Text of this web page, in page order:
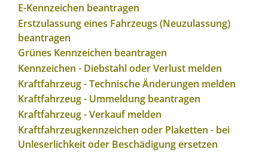
E-Kennzeichen beantragen
Erstzulassung eines Fahrzeugs (Neuzulassung)
beantragen
Grünes Kennzeichen beantragen
Kennzeichen - Diebstahl oder Verlust melden
Kraftfahrzeug - Technische Änderungen melden
Kraftfahrzeug - Ummeldung beantragen
Kraftfahrzeug - Verkauf melden
Kraftfahrzeugkennzeichen oder Plaketten - bei
Unleserlichkeit oder Beschädigung ersetzen